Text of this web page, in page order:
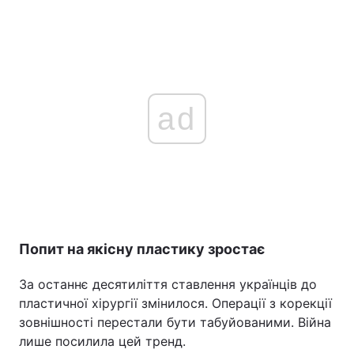
ad
Попит на якісну пластику зростає
За останнє десятиліття ставлення українців до
пластичної хірургії змінилося. Операції з корекції
зовнішності перестали бути табуйованими. Війна
лише посилила цей тренд.